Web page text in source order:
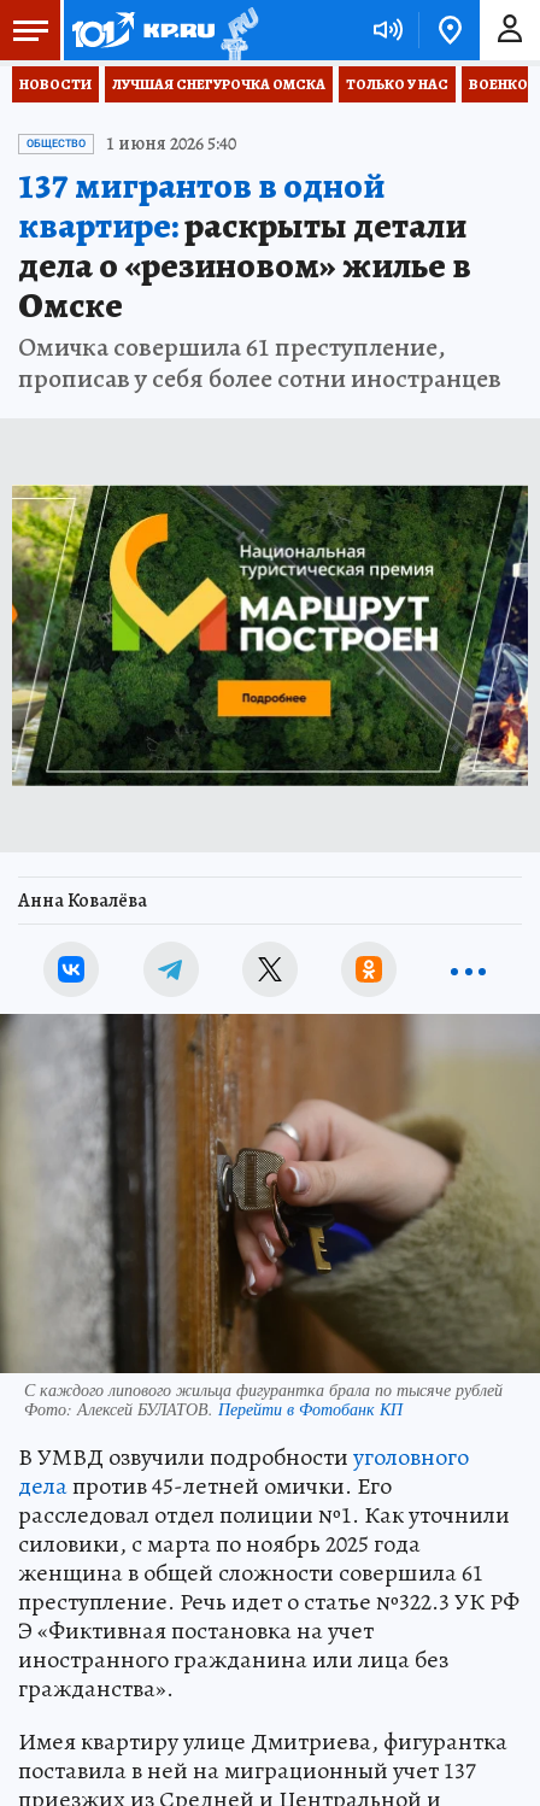
НОВОСТИ ЛУЧШАЯ СНЕГУРОЧКА ОМСКА ТОЛЬКО У НАС
ОБЩЕСТВО 1 июня 2026 5:40
137 мигрантов в одной
квартире:раскрыты детали
дела о «резиновом» жилье в
Омске
Омичка совершила 61 преступление,
прописав у себя более сотни иностранцев
Анна Ковалёва
С каждого липового жильца фигурантка брала по тысяче рублей
Фото: Алексей БУЛАТОВ. Перейти в Фотобанк КП
В УМВД озвучили подробностиуголовного
делапротив 45-летней омички. Его
расследовал отдел полиции №1. Как уточнили
силовики, с марта по ноябрь 2025 года
женщина в общей сложности совершила 61
преступление. Речь идет о статье №322.3 УК РФ
Э «Фиктивная постановка на учет
иностранного гражданина или лица без
гражданства».
Имея квартиру улице Дмитриева, фигурантка
поставила в ней на миграционный учет 137
приезжих из Средней и Центральной и